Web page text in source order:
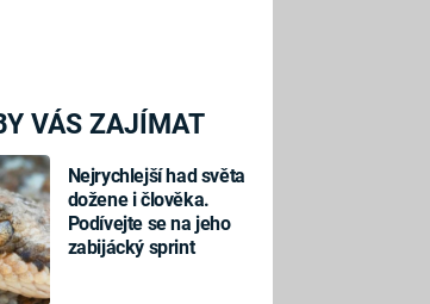
VÁS ZAJÍMAT
Nejrychlejší had světa
dožene i člověka.
Podívejte se na jeho
zabijácký sprint